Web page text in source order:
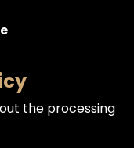
the processing